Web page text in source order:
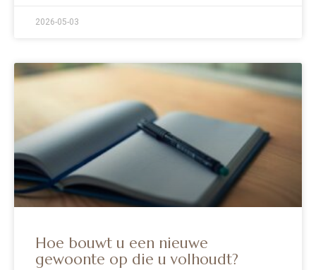
2026-05-03
Hoe bouwt u een nieuwe
gewoonte op die u volhoudt?